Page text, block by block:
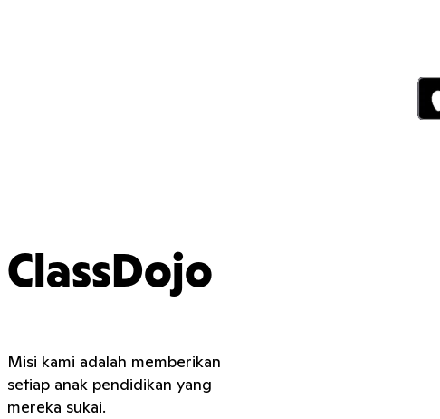
ClassDojo
Misi kami adalah memberikan
setiap anak pendidikan yang
mereka sukai.